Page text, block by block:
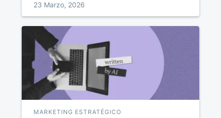
23 Marzo, 2026
MARKETING ESTRATÉGICO